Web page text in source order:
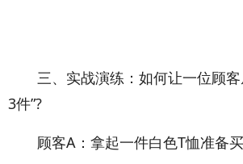
三、实战演练：如何让一位顾客
3件”?
顾客A：拿起一件白色T恤准备